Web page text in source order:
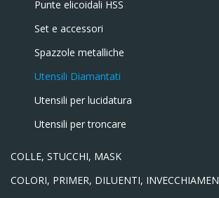
Punte elicoidali HSS
Set e accessori
Spazzole metalliche
Utensili Diamantati
Utensili per lucidatura
Utensili per troncare
COLLE, STUCCHI, MASK
COLORI, PRIMER, DILUENTI,